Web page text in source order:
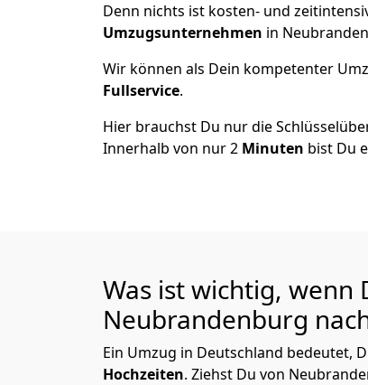
Denn nichts ist kosten- und
Umzugsunternehmen in
Wir können als Dein kompetenter
Fullservice.
Hier brauchst Du nur die
Innerhalb von nur 2 Minuten bist Du
Was ist wichtig, wenn
Neubrandenburg
Ein Umzug in Deutschland bedeutet,
Hochzeiten. Ziehst Du von